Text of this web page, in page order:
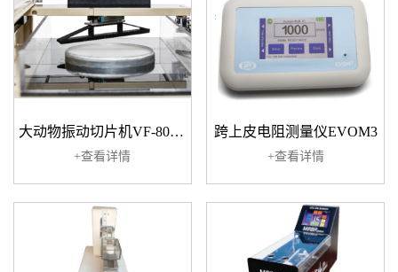
大动物振动切片机VF-800-0Z
+查看详情
跨上皮电阻测量仪EVOM3
+查看详情